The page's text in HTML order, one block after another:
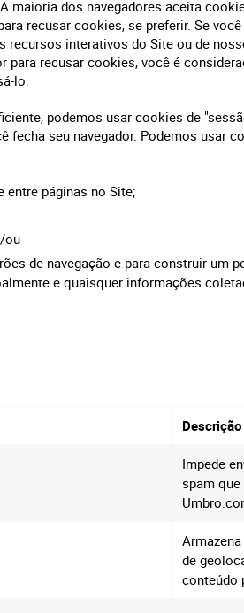
maioria dos navegadores aceita
recusar cookies, se preferir. Se
recursos interativos do Site ou de
para recusar cookies, você é
lo.
podemos usar cookies de
fecha seu navegador. Podemos usar
entre páginas no Site;
ou
de navegação e para construir um
e quaisquer informações
Descrição
Impede
spam
de
conteúdo